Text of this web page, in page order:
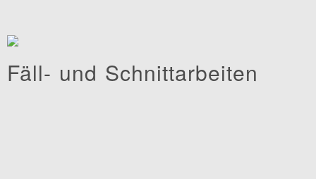
Fäll- und Schnittarbeiten